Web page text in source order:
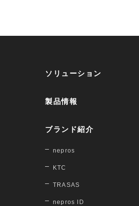
ソリューション
製品情報
ブランド紹介
nepros
KTC
TRASAS
nepros ID